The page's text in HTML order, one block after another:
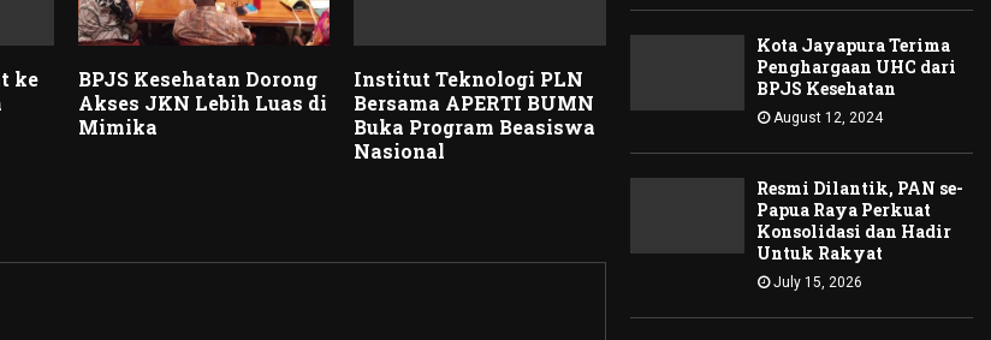
ke
BPJS Kesehatan Dorong
Akses JKN Lebih Luas di
Mimika
Institut Teknologi PLN
Bersama APERTI BUMN
Buka Program Beasiswa
Nasional
Kota Jayapura Terima
Penghargaan UHC dari
BPJS Kesehatan
August 12, 2024
Resmi Dilantik, PAN se-
Papua Raya Perkuat
Konsolidasi dan Hadir
Untuk Rakyat
July 15, 2026